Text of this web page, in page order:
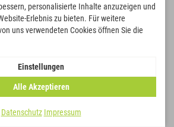
& Sommerblumen
personalisierte Inhalte anzuzeigen und
Erlebnis zu bieten. Für weitere
uns verwendeten Cookies öffnen Sie die
Einstellungen
Alle Akzeptieren
Datenschutz Impressum